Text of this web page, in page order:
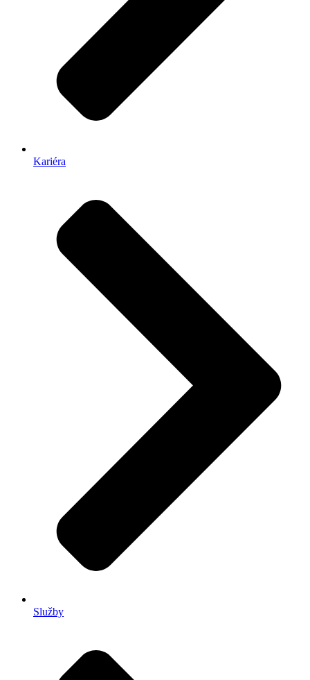
Kariéra
Služby